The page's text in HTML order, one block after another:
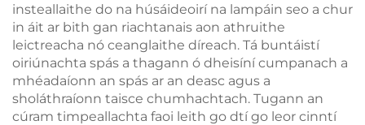
insteallaithe do na húsáideoirí na lampáin seo a chur
in áit ar bith gan riachtanais aon athruithe
leictreacha nó ceanglaithe díreach. Tá buntáistí
oiriúnachta spás a thagann ó dheisíní cumpanach a
mhéadaíonn an spás ar an deasc agus a
sholáthraíonn taisce chumhachtach. Tugann an
cúram timpeallachta faoi leith go dtí go leor cinntí